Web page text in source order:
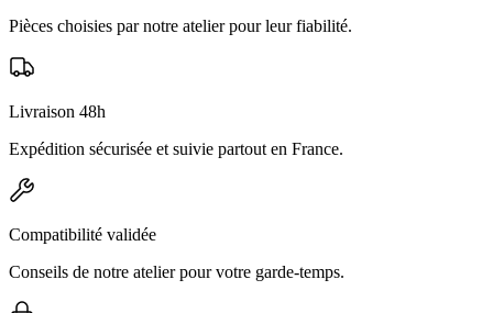
Pièces choisies par notre atelier pour leur fiabilité.
Livraison 48h
Expédition sécurisée et suivie partout en France.
Compatibilité validée
Conseils de notre atelier pour votre garde-temps.